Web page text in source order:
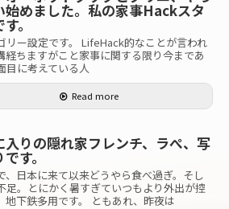
始めました。私の家事Hackスタ
。
リー設定です。 LifeHack的なことが言われ
経ちますがこと家事に関する限り今まであ
目に考えている人
Read more
入りの隠れ家フレンチ、ラぺ、写
す。
、日本に来て以来どうやら食べ過ぎ。そし
足。とにかく暑すぎていつもより外出が控
地下鉄多用です。 ともあれ、昨夜は